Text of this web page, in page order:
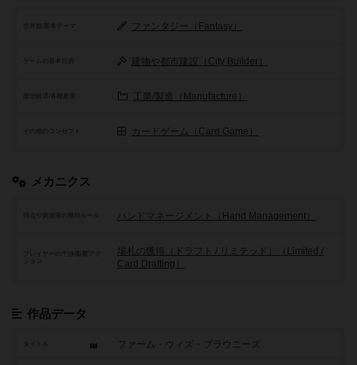
世界観/基本テーマ ファンタジー（Fantasy）
ゲームの基本目的 建物や都市建設（City Builder）
政治経済/各種産業 工業/製造（Manufacture）
その他のコンセプト カードゲーム（Card Game）
メカニクス
ハンドマネージメント（Hand Management）
プレイヤーの干渉/影響アク
場札の獲得（ドラフト / リミテッド）（Limited /
Card Drafting）
作品データ
タイトル ファーム・ウィズ・ブラウニーズ